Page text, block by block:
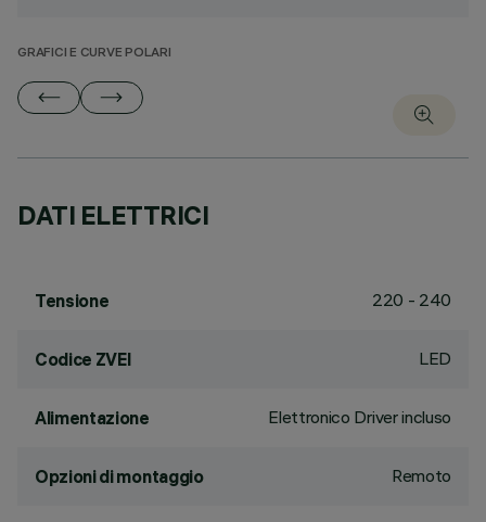
GRAFICI E CURVE POLARI
DATI ELETTRICI
Tensione 220 - 240
Codice ZVEI LED
Alimentazione Elettronico Driver incluso
Opzioni di montaggio Remoto